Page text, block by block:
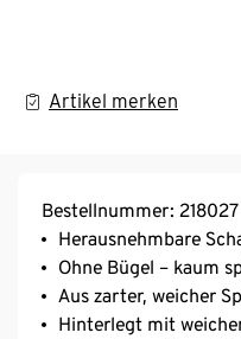
Artikel merken
Bestellnummer: 218027
Herausnehmbare
Ohne Bügel – kaum
Aus zarter, weicher
Hinterlegt mit